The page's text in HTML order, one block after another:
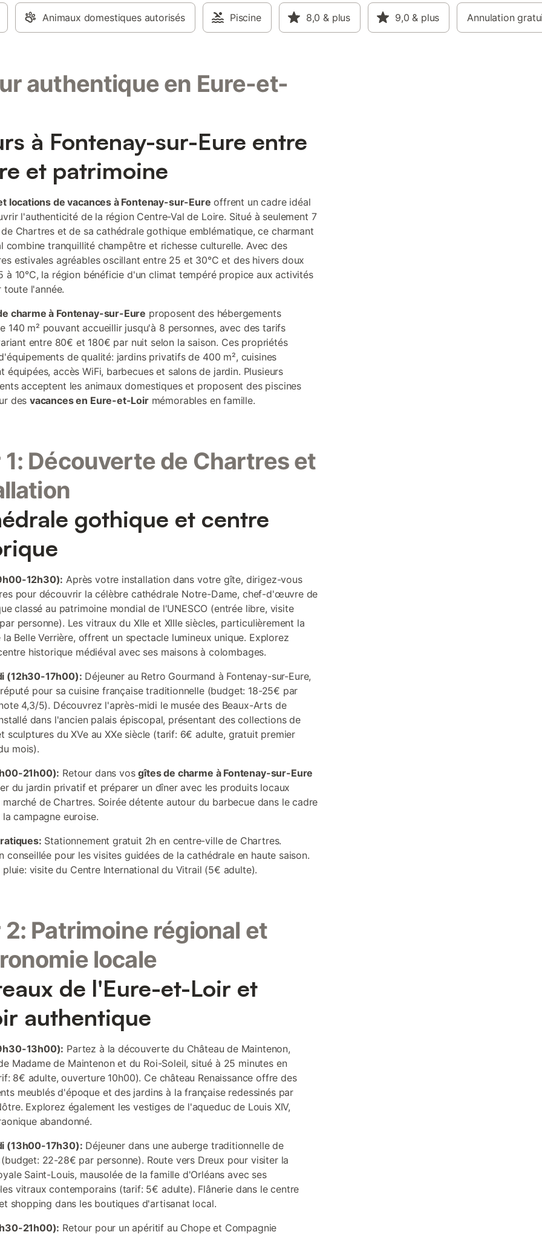
Animaux domestiques autorisés Piscine 8,0 & plus 9,0 & plus Annulation
authentique en Eure-et-
à Fontenay-sur-Eure entre
et patrimoine
locations de vacances à Fontenay-sur-Eure offrent un cadre idéal
l'authenticité de la région Centre-Val de Loire. Situé à seulement 7
Chartres et de sa cathédrale gothique emblématique, ce charmant
combine tranquillité champêtre et richesse culturelle. Avec des
estivales agréables oscillant entre 25 et 30°C et des hivers doux
à 10°C, la région bénéficie d'un climat tempéré propice aux activités
toute l'année.
charme à Fontenay-sur-Eure proposent des hébergements
140 m² pouvant accueillir jusqu'à 8 personnes, avec des tarifs
entre 80€ et 180€ par nuit selon la saison. Ces propriétés
de qualité: jardins privatifs de 400 m², cuisines
équipées, accès WiFi, barbecues et salons de jardin. Plusieurs
acceptent les animaux domestiques et proposent des piscines
desvacances en Eure-et-Loirmémorables en famille.
Découverte de Chartres et
gothique et centre
12h30): Après votre installation dans votre gîte, dirigez-vous
pour découvrir la célèbre cathédrale Notre-Dame, chef-d'œuvre de
classé au patrimoine mondial de l'UNESCO (entrée libre, visite
personne). Les vitraux du XIIe et XIIIe siècles, particulièrement la
la Belle Verrière, offrent un spectacle lumineux unique. Explorez
historique médiéval avec ses maisons à colombages.
(12h30-17h00): Déjeuner au Retro Gourmand à Fontenay-sur-Eure,
pour sa cuisine française traditionnelle (budget: 18-25€ par
4,3/5). Découvrez l'après-midi le musée des Beaux-Arts de
dans l'ancien palais épiscopal, présentant des collections de
sculptures du XVe au XXe siècle (tarif: 6€ adulte, gratuit premier
mois).
21h00): Retour dans vosgîtes de charme à Fontenay-sur-Eure
du jardin privatif et préparer un dîner avec les produits locaux
marché de Chartres. Soirée détente autour du barbecue dans le cadre
campagne euroise.
Stationnement gratuit 2h en centre-ville de Chartres.
conseillée pour les visites guidées de la cathédrale en haute saison.
visite du Centre International du Vitrail (5€ adulte).
Patrimoine régional et
locale
de l'Eure-et-Loir et
authentique
13h00): Partez à la découverte du Château de Maintenon,
Madame de Maintenon et du Roi-Soleil, situé à 25 minutes en
8€ adulte, ouverture 10h00). Ce château Renaissance offre des
meublés d'époque et des jardins à la française redessinés par
Explorez également les vestiges de l'aqueduc de Louis XIV,
abandonné.
(13h00-17h30): Déjeuner dans une auberge traditionnelle de
22-28€ par personne). Route vers Dreux pour visiter la
Saint-Louis, mausolée de la famille d'Orléans avec ses
vitraux contemporains (tarif: 5€ adulte). Flânerie dans le centre
shopping dans les boutiques d'artisanat local.
21h00): Retour pour un apéritif au Chope et Compagnie